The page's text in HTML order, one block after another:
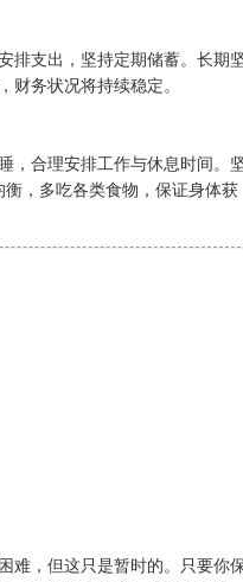
排支出，坚持定期储蓄。长期
财务状况将持续稳定。
，合理安排工作与休息时间。
，多吃各类食物，保证身体获
难，但这只是暂时的。只要你